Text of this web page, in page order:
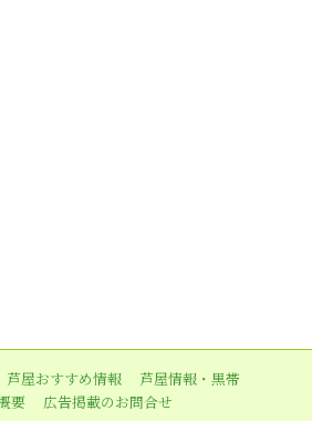
芦屋おすすめ情報
芦屋情報・黒帯
要 広告掲載のお問合せ